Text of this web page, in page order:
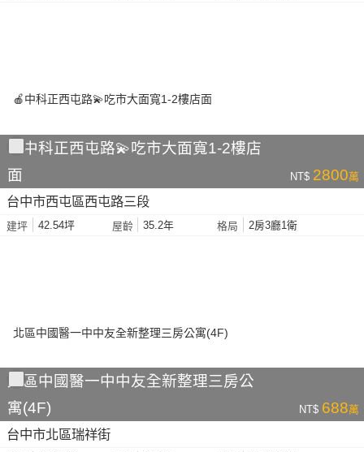
🍎中科正西屯路💫吃市大面寬1-2樓店
面
NT$ 2800萬
台中市西屯區西屯路三段
建坪 42.54坪 屋齡 35.2年 格局 2房3廳1衛
北區中國醫一中中友全新整理三房公
寓(4F)
NT$ 688萬
台中市北區瑞祥街